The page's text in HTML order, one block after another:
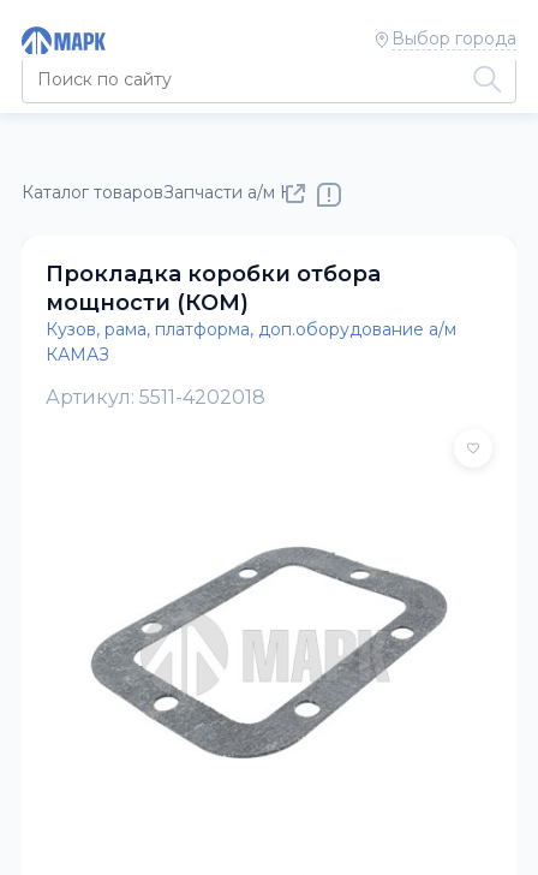
Выбор города
Каталог товаровЗапчасти а/м КАМАЗ
Прокладка коробки отбора
мощности (КОМ)
Кузов, рама, платформа, доп.оборудование а/м
КАМАЗ
Артикул: 5511-4202018